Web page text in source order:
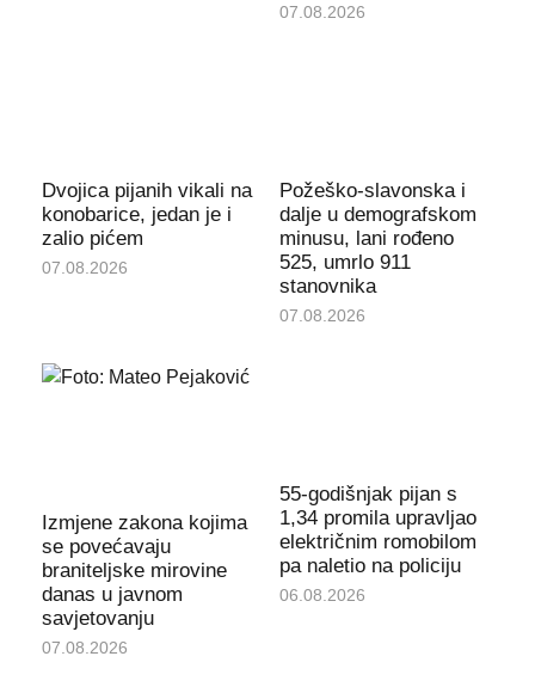
07.08.2026
Dvojica pijanih vikali na
konobarice, jedan je i
zalio pićem
07.08.2026
Požeško-slavonska i
dalje u demografskom
minusu, lani rođeno
525, umrlo 911
stanovnika
07.08.2026
Izmjene zakona kojima
se povećavaju
braniteljske mirovine
danas u javnom
savjetovanju
07.08.2026
55-godišnjak pijan s
1,34 promila upravljao
električnim romobilom
pa naletio na policiju
06.08.2026